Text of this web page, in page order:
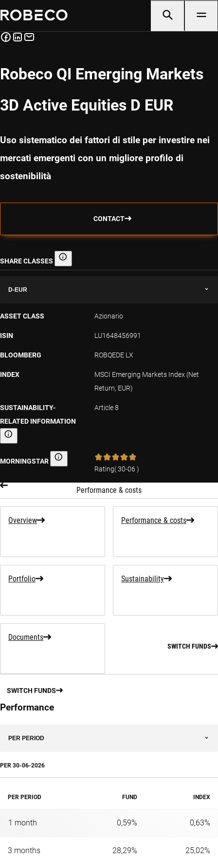
Robeco QI Emerging Markets
3D Active Equities D EUR
Uso sistematico dei fattori di stile per investire nei
mercati emergenti con un migliore profilo di
sostenibilità
CONTACT
SHARE CLASSES Share classes
D-EUR
ASSET CLASS Azionario
ISIN LU1648456991
BLOOMBERG ROBQEDE LX
INDEX
MSCI Emerging Markets Index (Net
Return, EUR)
SUSTAINABILITY-
RELATED INFORMATION
Sustainability-related information
Article 8
MORNINGSTAR Morningstar
Rating(30-06 )
Performance & costs
Overview Performance & costs
Portfolio Sustainability
Documents
SWITCH FUNDS
SWITCH FUNDS
Performance
PER PERIOD
PER 30-06-2026
PER PERIOD FUND INDEX
1 month 0,59% 0,63%
3 months 28,29% 25,02%